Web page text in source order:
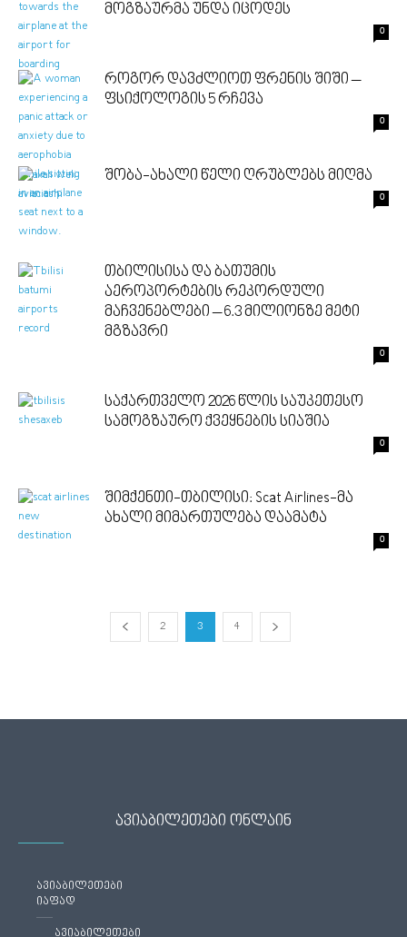
მოგზაურმა უნდა იცოდეს
0
როგორ დავძლიოთ ფრენის შიში –
ფსიქოლოგის 5 რჩევა
0
შობა-ახალი წელი ღრუბლებს მიღმა
0
თბილისისა და ბათუმის
აეროპორტების რეკორდული
მაჩვენებლები – 6.3 მილიონზე მეტი
მგზავრი
0
საქართველო 2026 წლის საუკეთესო
სამოგზაურო ქვეყნების სიაშია
0
შიმქენთი-თბილისი: Scat Airlines-მა
ახალი მიმართულება დაამატა
0
2 3 4
ავიაბილეთები ონლაინ
ავიაბილეთები
იაფად
ავიაბილეთები